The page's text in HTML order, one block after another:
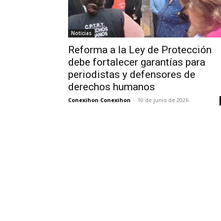
Noticias
Reforma a la Ley de Protección
debe fortalecer garantías para
periodistas y defensores de
derechos humanos
Conexihon Conexihon - 10 de junio de 2026